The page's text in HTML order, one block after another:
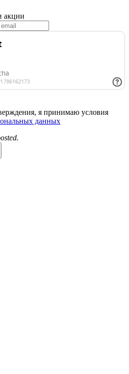
акции
я принимаю условия
данных